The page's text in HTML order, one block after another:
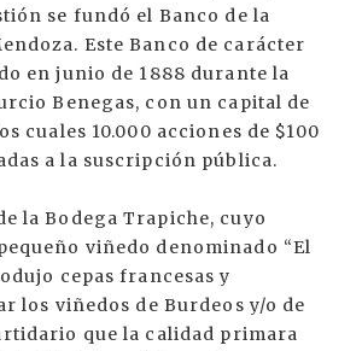
se fundó el Banco de la
Este Banco de carácter
en junio de 1888 durante la
Benegas, con un capital de
cuales 10.000 acciones de $100
a la suscripción pública.
la Bodega Trapiche, cuyo
viñedo denominado “El
cepas francesas y
los viñedos de Burdeos y/o de
que la calidad primara